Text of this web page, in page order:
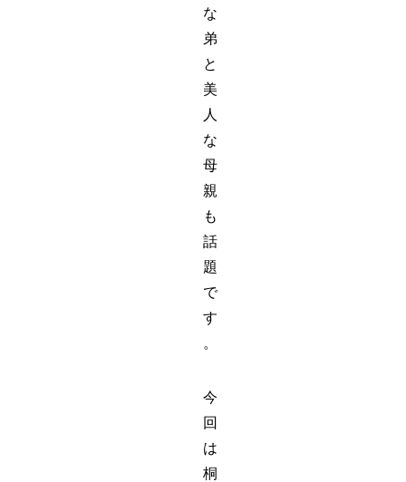
な
弟
と
美
人
な
母
親
も
話
題
で
す
。
今
回
は
桐